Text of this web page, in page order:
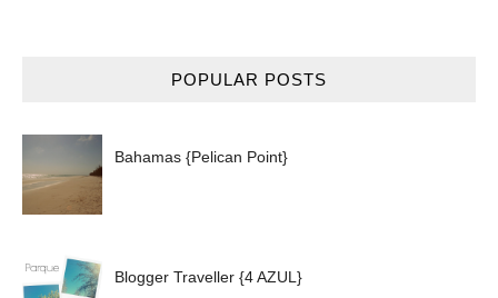
POPULAR POSTS
Bahamas {Pelican Point}
Blogger Traveller {4 AZUL}